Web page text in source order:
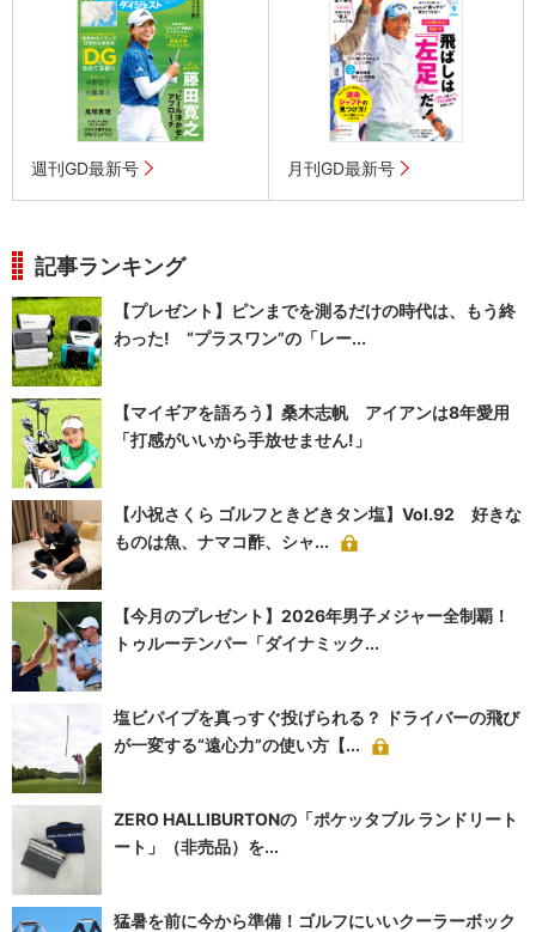
週刊GD最新号 月刊GD最新号
記事ランキング
【プレゼント】ピンまでを測るだけの時代は、もう終
わった! “プラスワン”の「レー...
【マイギアを語ろう】桑木志帆 アイアンは8年愛用
「打感がいいから手放せません!」
【小祝さくら ゴルフときどきタン塩】Vol.92 好きな
ものは魚、ナマコ酢、シャ...
【今月のプレゼント】2026年男子メジャー全制覇！
トゥルーテンパー「ダイナミック...
塩ビパイプを真っすぐ投げられる？ ドライバーの飛び
が一変する“遠心力”の使い方【...
ZERO HALLIBURTONの「ポケッタブル ランドリート
ート」（非売品）を...
猛暑を前に今から準備！ゴルフにいいクーラーボック